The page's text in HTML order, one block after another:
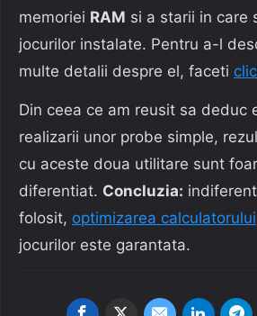
memoriei RAM si a starii in care
jocurilor instalate. Pentru a-l
multe detalii despre el, faceti
Din ceea ce am reusit sa deduc
realizarii unor probe simple,
cu aceste doua utilitare sunt
diferentiat. Concluzia:
folosit, optimizarea calculatorului
jocurilor este garantata.